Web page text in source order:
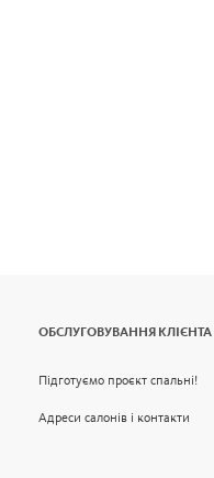
ОБСЛУГОВУВАННЯ КЛІЄНТА
Підготуємо проєкт спальні!
Адреси салонів і контакти